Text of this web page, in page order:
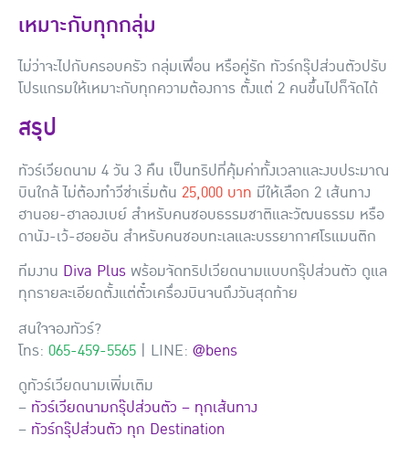
เหมาะกับทุกกลุ่ม
ไม่ว่าจะไปกับครอบครัว กลุ่มเพื่อน หรือคู่รัก ทัวร์กรุ๊ปส่วนตัวปรับ
โปรแกรมให้เหมาะกับทุกความต้องการ ตั้งแต่ 2 คนขึ้นไปก็จัดได้
สรุป
ทัวร์เวียดนาม 4 วัน 3 คืน เป็นทริปที่คุ้มค่าทั้งเวลาและงบประมาณ
บินใกล้ ไม่ต้องทำวีซ่าเริ่มต้น 25,000 บาท มีให้เลือก 2 เส้นทาง
ฮานอย-ฮาลองเบย์ สำหรับคนชอบธรรมชาติและวัฒนธรรม หรือ
ดานัง-เว้-ฮอยอัน สำหรับคนชอบทะเลและบรรยากาศโรแมนติก
ทีมงาน Diva Plusพร้อมจัดทริปเวียดนามแบบกรุ๊ปส่วนตัว ดูแล
ทุกรายละเอียดตั้งแต่ตั๋วเครื่องบินจนถึงวันสุดท้าย
สนใจจองทัวร์?
โทร: 065-459-5565 | LINE: @bens
ดูทัวร์เวียดนามเพิ่มเติม
– ทัวร์เวียดนามกรุ๊ปส่วนตัว – ทุกเส้นทาง
– ทัวร์กรุ๊ปส่วนตัว ทุก Destination